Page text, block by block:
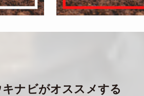
キナビがオススメする